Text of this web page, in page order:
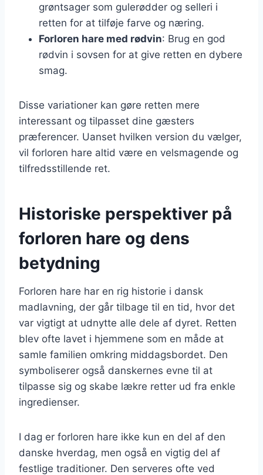
grøntsager som gulerødder og selleri i
retten for at tilføje farve og næring.
Forloren hare med rødvin: Brug en god
rødvin i sovsen for at give retten en dybere
smag.
Disse variationer kan gøre retten mere
interessant og tilpasset dine gæsters
præferencer. Uanset hvilken version du vælger,
vil forloren hare altid være en velsmagende og
tilfredsstillende ret.
Historiske perspektiver på
forloren hare og dens
betydning
Forloren hare har en rig historie i dansk
madlavning, der går tilbage til en tid, hvor det
var vigtigt at udnytte alle dele af dyret. Retten
blev ofte lavet i hjemmene som en måde at
samle familien omkring middagsbordet. Den
symboliserer også danskernes evne til at
tilpasse sig og skabe lækre retter ud fra enkle
ingredienser.
I dag er forloren hare ikke kun en del af den
danske hverdag, men også en vigtig del af
festlige traditioner. Den serveres ofte ved